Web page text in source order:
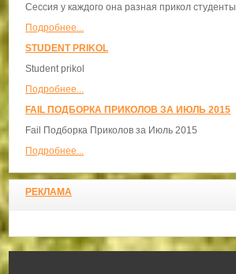
Сессия у каждого она разная прикол студенты
Подробнее...
STUDENT PRIKOL
Student prikol
Подробнее...
FAIL ПОДБОРКА ПРИКОЛОВ ЗА ИЮЛЬ 2015
Fail Подборка Приколов за Июль 2015
Подробнее...
РЕКЛАМА